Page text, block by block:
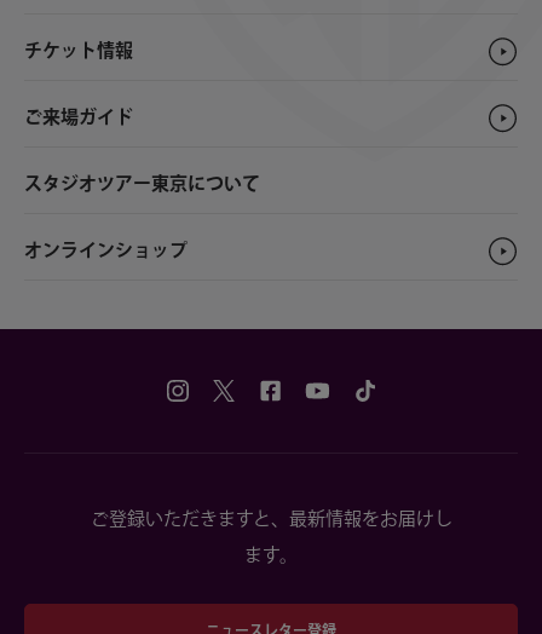
チケット情報
ご来場ガイド
スタジオツアー東京について
オンラインショップ
ご登録いただきますと、最新情報をお届けし
ます。